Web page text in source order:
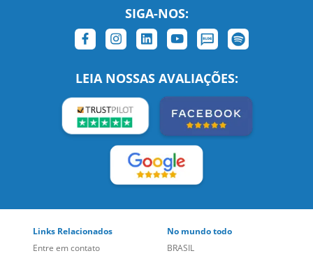
LEIA NOSSAS AVALIAÇÕES:
Sobre nós
Empregos
PORTUGAL
ESTADOS UNIDOS (EN)